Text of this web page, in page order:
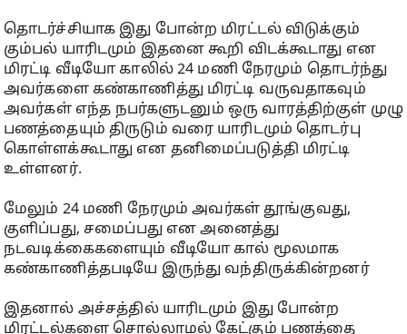
தொடர்ச்சியாக இது போன்ற மிரட்டல் விடுக்கும்
கும்பல் யாரிடமும் இதனை கூறி விடக்கூடாது என
மிரட்டி வீடியோ காலில் 24 மணி நேரமும் தொடர்ந்து
அவர்களை கண்காணித்து மிரட்டி வருவதாகவும்
அவர்கள் எந்த நபர்களுடனும் ஒரு வாரத்திற்குள் முழு
பணத்தையும் திருடும் வரை யாரிடமும் தொடர்பு
கொள்ளக்கூடாது என தனிமைப்படுத்தி மிரட்டி
உள்ளனர்.
மேலும் 24 மணி நேரமும் அவர்கள் தூங்குவது,
குளிப்பது, சமைப்பது என அனைத்து
நடவடிக்கைகளையும் வீடியோ கால் மூலமாக
கண்காணித்தபடியே இருந்து வந்திருக்கின்றனர்
இதனால் அச்சத்தில் யாரிடமும் இது போன்ற
மிரட்டல்களை சொல்லாமல் கேட்கும் பணத்தை